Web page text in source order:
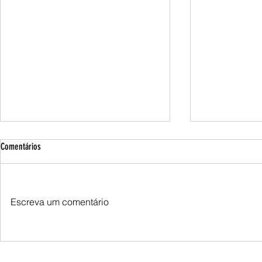
Comentários
Escreva um comentário